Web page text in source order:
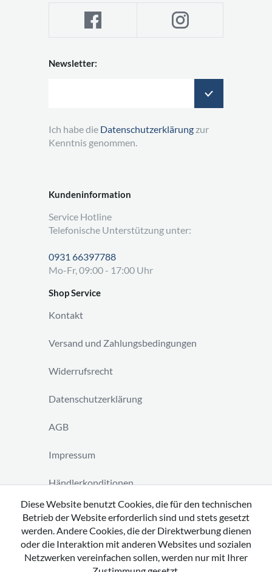
Kundeninformation
Service Hotline
Telefonische Unterstützung unter:
0931 66397788
Mo-Fr, 09:00 - 17:00 Uhr
Shop Service
Kontakt
Versand und Zahlungsbedingungen
Widerrufsrecht
Datenschutzerklärung
AGB
Impressum
Händlerkonditionen
Vertrag widerrufen
Newsletter:
Ich habe die Datenschutzerklärung zur
Kenntnis genommen.
Diese Website benutzt Cookies, die für den technischen
Betrieb der Website erforderlich sind und stets gesetzt
werden. Andere Cookies, die der Direktwerbung dienen
oder die Interaktion mit anderen Websites und sozialen
Netzwerken vereinfachen sollen, werden nur mit Ihrer